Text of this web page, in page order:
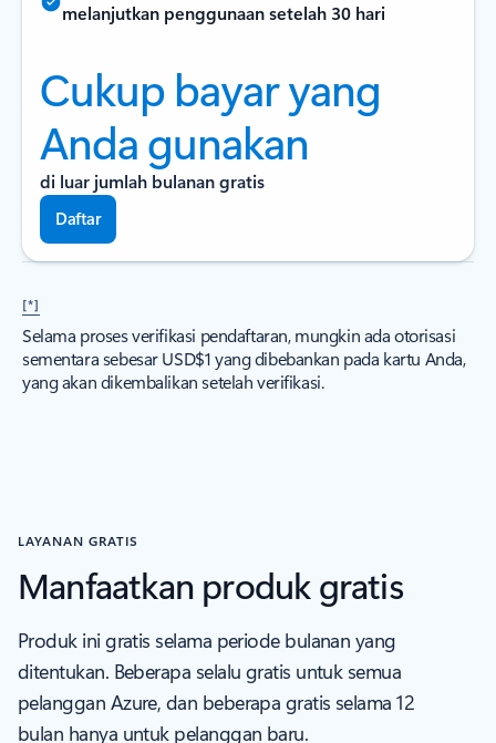
melanjutkan penggunaan setelah 30 hari
Cukup bayar yang
Anda gunakan
di luar jumlah bulanan gratis
Daftar
[*]
Selama proses verifikasi pendaftaran, mungkin ada otorisasi
sementara sebesar USD$1 yang dibebankan pada kartu Anda,
yang akan dikembalikan setelah verifikasi.
LAYANAN GRATIS
Manfaatkan produk gratis
Produk ini gratis selama periode bulanan yang
ditentukan. Beberapa selalu gratis untuk semua
pelanggan Azure, dan beberapa gratis selama 12
bulan hanya untuk pelanggan baru.